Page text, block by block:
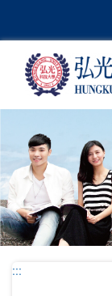
主
容
區
塊
:::